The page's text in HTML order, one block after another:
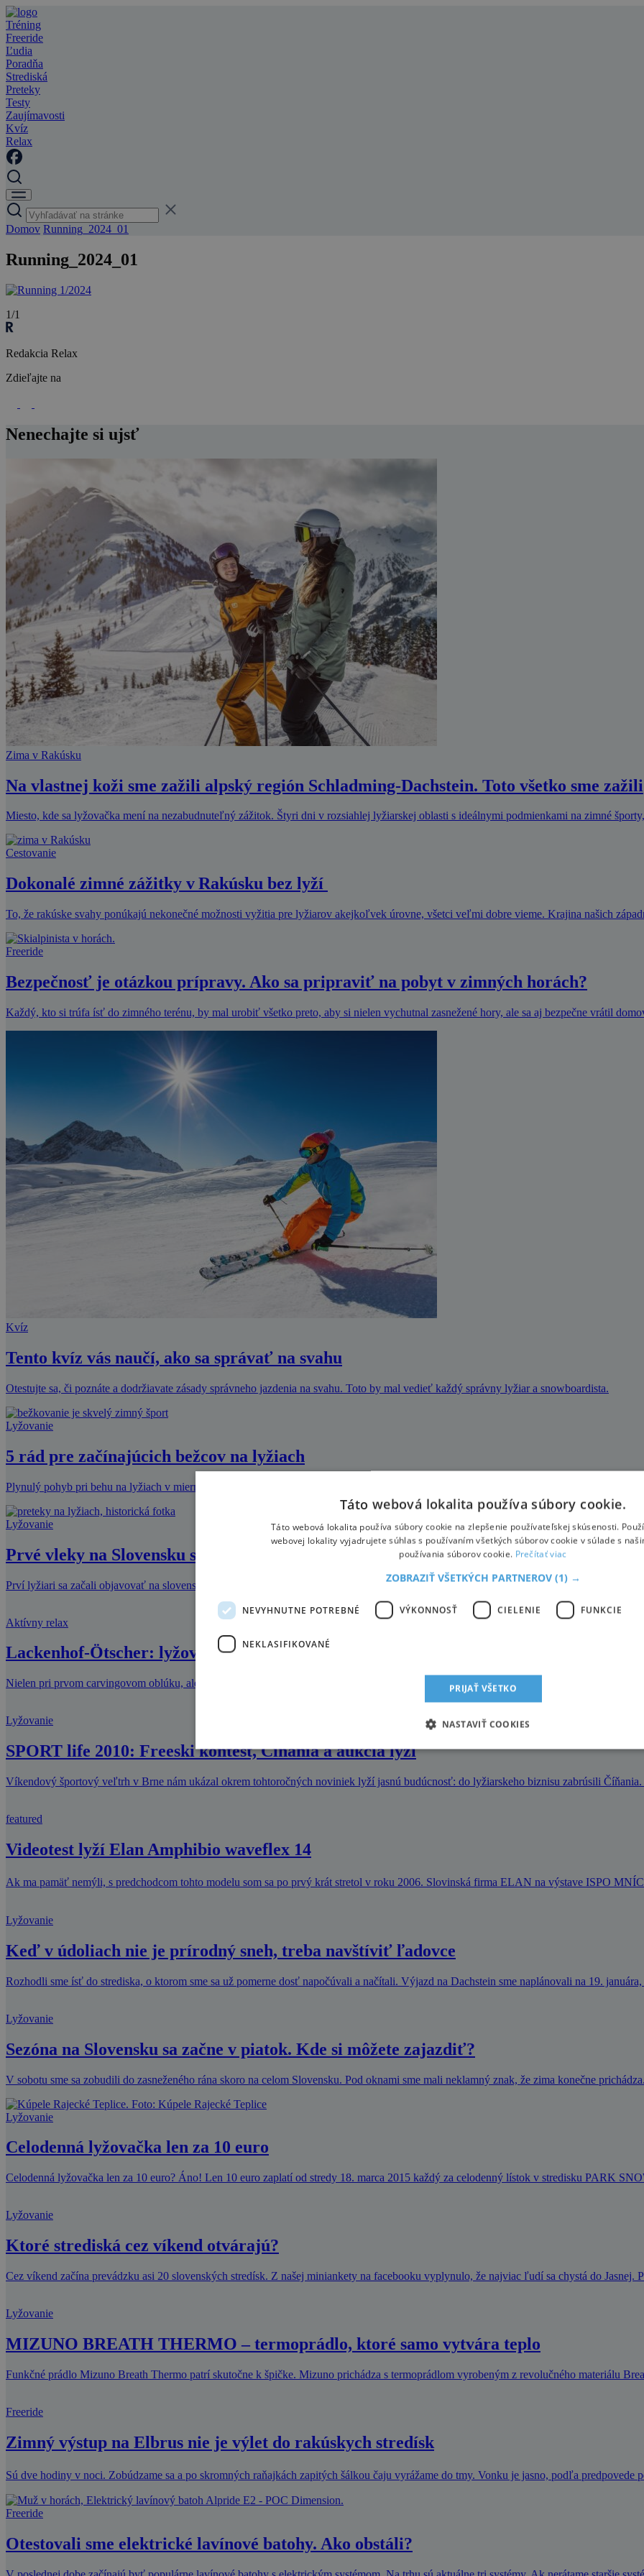
Tréning
Freeride
Ľudia
Poradňa
Strediská
Preteky
Testy
Zaujímavosti
Kvíz
Relax
Domov Running_2024_01
Running_2024_01
1/1
Redakcia Relax
Zdieľajte na
Nenechajte si ujsť
Zima v Rakúsku
Na vlastnej koži sme zažili alpský región Schladming-Dachstein. Toto všetko sme zažili
Miesto, kde sa lyžovačka mení na nezabudnuteľný zážitok. Štyri dni v rozsiahlej lyžiarskej oblasti s ideálnymi podmienkami na zimné
Cestovanie
Dokonalé zimné zážitky v Rakúsku bez lyží
To, že rakúske svahy ponúkajú nekonečné možnosti vyžitia pre lyžiarov akejkoľvek úrovne, všetci veľmi dobre vieme. Krajina našich
Freeride
Bezpečnosť je otázkou prípravy. Ako sa pripraviť na pobyt v zimných horách?
Každý, kto si trúfa ísť do zimného terénu, by mal urobiť všetko preto, aby si nielen vychutnal zasnežené hory, ale sa aj bezpečne vrátil
Kvíz
Tento kvíz vás naučí, ako sa správať na svahu
Otestujte sa, či poznáte a dodržiavate zásady správneho jazdenia na svahu. Toto by mal vedieť každý správny lyžiar a snowboardista.
Lyžovanie
5 rád pre začínajúcich bežcov na lyžiach
Plynulý pohyb pri behu na lyžiach v miernom tempe upokojuje myseľ a tempo olympionika zas prebúdza k životu pľúca. Či už si zvolíte
Lyžovanie
Prvé vleky na Slovensku stáli v Tatranskej Lomnici
Prví lyžiari sa začali objavovať na slovenských svahoch na prelome 19. a 20. storočia. Pred prvou svetovou vojnou to už nebolo len vo
Aktívny relax
Lackenhof-Ötscher: lyžovačka s výhľadom na Vaterberg
Nielen pri prvom carvingovom oblúku, ale aj pri jednoduchom zastavení na svahu a nádychu čerstvého zimného vzduchu sa Ötscher stáva
Lyžovanie
SPORT life 2010: Freeski kontest, Číňania a aukcia lyží
Víkendový športový veľtrh v Brne nám ukázal okrem tohtoročných noviniek lyží jasnú budúcnosť: do lyžiarskeho biznisu zabrúsili
featured
Videotest lyží Elan Amphibio waveflex 14
Ak ma pamäť nemýli, s predchodcom tohto modelu som sa po prvý krát stretol v roku 2006. Slovinská firma ELAN na výstave ISPO
Lyžovanie
Keď v údoliach nie je prírodný sneh, treba navštíviť ľadovce
Rozhodli sme ísť do strediska, o ktorom sme sa už pomerne dosť napočúvali a načítali. Výjazd na Dachstein sme naplánovali na 19.
Lyžovanie
Sezóna na Slovensku sa začne v piatok. Kde si môžete zajazdiť?
V sobotu sme sa zobudili do zasneženého rána skoro na celom Slovensku. Pod oknami sme mali neklamný znak, že zima konečne
Lyžovanie
Celodenná lyžovačka len za 10 euro
Celodenná lyžovačka len za 10 euro? Áno! Len 10 euro zaplatí od stredy 18. marca 2015 každý za celodenný lístok v stredisku PARK
Lyžovanie
Ktoré strediská cez víkend otvárajú?
Cez víkend začína prevádzku asi 20 slovenských stredísk. Z našej miniankety na facebooku vyplynulo, že najviac ľudí sa chystá do Jasnej.
Lyžovanie
MIZUNO BREATH THERMO – termoprádlo, ktoré samo vytvára teplo
Funkčné prádlo Mizuno Breath Thermo patrí skutočne k špičke. Mizuno prichádza s termoprádlom vyrobeným z revolučného materiálu
Freeride
Zimný výstup na Elbrus nie je výlet do rakúskych stredísk
Sú dve hodiny v noci. Zobúdzame sa a po skromných raňajkách zapitých šálkou čaju vyrážame do tmy. Vonku je jasno, podľa predpovede
Freeride
Otestovali sme elektrické lavínové batohy. Ako obstáli?
Táto webová lokalita používa súbory cookie.
Táto webová lokalita používa súbory cookie na zlepšenie používateľskej skúsenosti.
webovej lokality vyjadrujete súhlas s používaním všetkých súborov cookie v súlade s
používania súborov cookie. Prečítať viac
ZOBRAZIŤ VŠETKÝCH PARTNEROV (1) →
NEVYHNUTNE POTREBNÉ VÝKONNOSŤ CIELENIE FUNKCIE
NEKLASIFIKOVANÉ
PRIJAŤ VŠETKO
NASTAVIŤ COOKIES